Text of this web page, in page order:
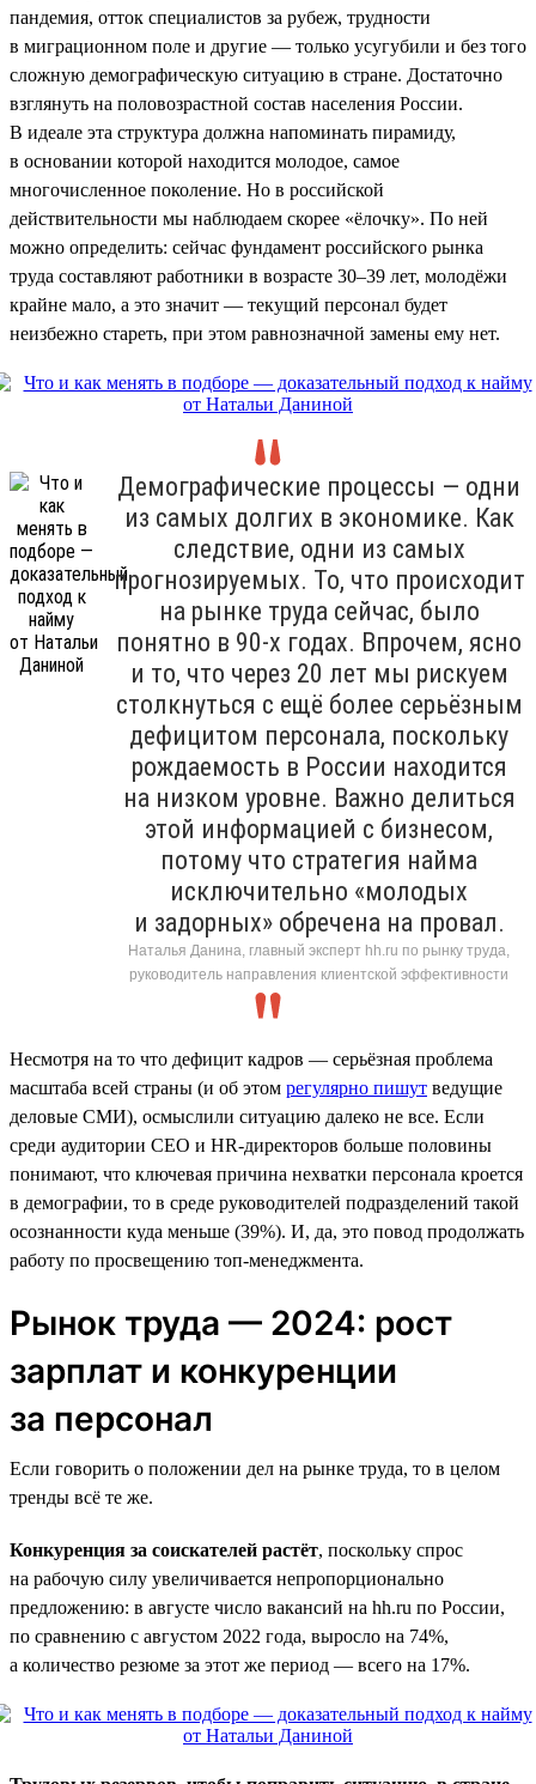
пандемия, отток специалистов за рубеж, трудности
в миграционном поле и другие — только усугубили и без того
сложную демографическую ситуацию в стране. Достаточно
взглянуть на половозрастной состав населения России.
В идеале эта структура должна напоминать пирамиду,
в основании которой находится молодое, самое
многочисленное поколение. Но в российской
действительности мы наблюдаем скорее «ёлочку». По ней
можно определить: сейчас фундамент российского рынка
труда составляют работники в возрасте 30–39 лет, молодёжи
крайне мало, а это значит — текущий персонал будет
неизбежно стареть, при этом равнозначной замены ему нет.
Демографические процессы — одни
из самых долгих в экономике. Как
следствие, одни из самых
прогнозируемых. То, что происходит
на рынке труда сейчас, было
понятно в 90-х годах. Впрочем, ясно
и то, что через 20 лет мы рискуем
столкнуться с ещё более серьёзным
дефицитом персонала, поскольку
рождаемость в России находится
на низком уровне. Важно делиться
этой информацией с бизнесом,
потому что стратегия найма
исключительно «молодых
и задорных» обречена на провал.
Наталья Данина, главный эксперт hh.ru по рынку труда,
руководитель направления клиентской эффективности
Несмотря на то что дефицит кадров — серьёзная проблема
масштаба всей страны (и об этом регулярно пишут ведущие
деловые СМИ), осмыслили ситуацию далеко не все. Если
среди аудитории СЕО и HR-директоров больше половины
понимают, что ключевая причина нехватки персонала кроется
в демографии, то в среде руководителей подразделений такой
осознанности куда меньше (39%). И, да, это повод продолжать
работу по просвещению топ-менеджмента.
Рынок труда — 2024: рост
зарплат и конкуренции
за персонал
Если говорить о положении дел на рынке труда, то в целом
тренды всё те же.
Конкуренция за соискателей растёт, поскольку спрос
на рабочую силу увеличивается непропорционально
предложению: в августе число вакансий на hh.ru по России,
по сравнению с августом 2022 года, выросло на 74%,
а количество резюме за этот же период — всего на 17%.